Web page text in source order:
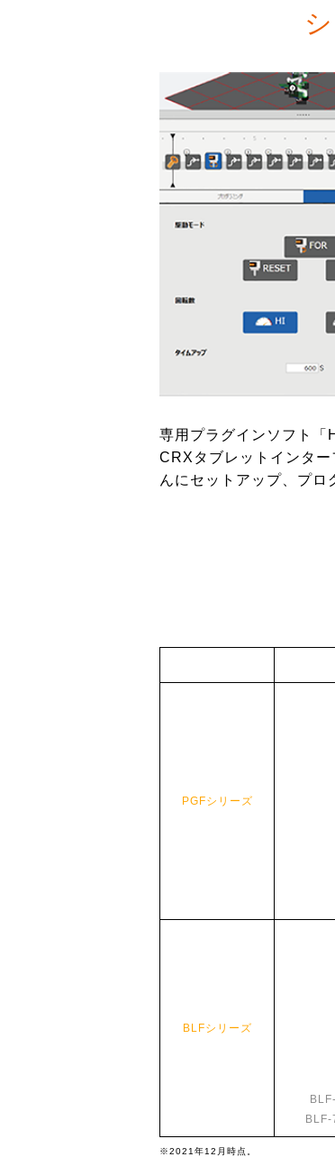
専用プラグインソフト
CRXタブレットインタ
んにセットアップ、プロ
PGFシリーズ
BLFシリーズ
※2021年12月時点。